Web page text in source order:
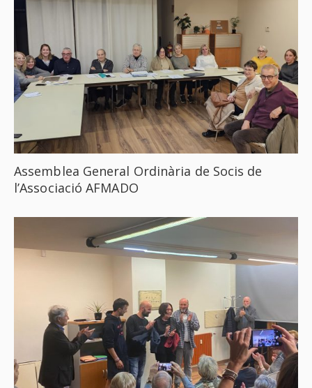
Assemblea General Ordinària de Socis de
l’Associació AFMADO